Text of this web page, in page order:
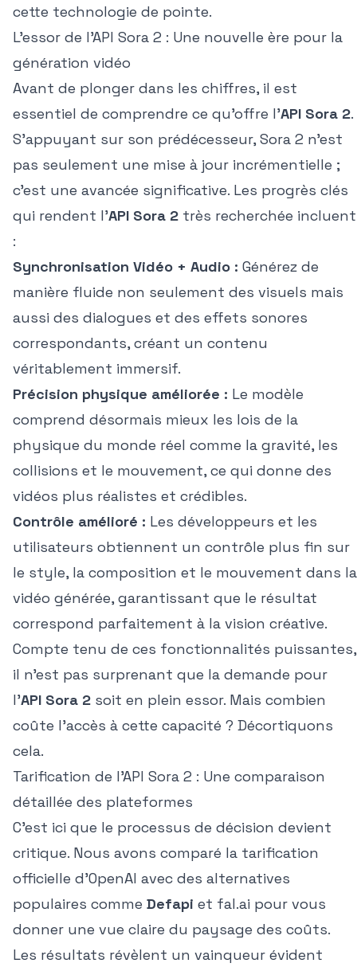
cette technologie de pointe.
L'essor de l'API Sora 2 : Une nouvelle ère pour la
génération vidéo
Avant de plonger dans les chiffres, il est
essentiel de comprendre ce qu'offre l'API Sora 2.
S'appuyant sur son prédécesseur, Sora 2 n'est
pas seulement une mise à jour incrémentielle ;
c'est une avancée significative. Les progrès clés
qui rendent l'API Sora 2 très recherchée incluent
:
Synchronisation Vidéo + Audio : Générez de
manière fluide non seulement des visuels mais
aussi des dialogues et des effets sonores
correspondants, créant un contenu
véritablement immersif.
Précision physique améliorée : Le modèle
comprend désormais mieux les lois de la
physique du monde réel comme la gravité, les
collisions et le mouvement, ce qui donne des
vidéos plus réalistes et crédibles.
Contrôle amélioré : Les développeurs et les
utilisateurs obtiennent un contrôle plus fin sur
le style, la composition et le mouvement dans la
vidéo générée, garantissant que le résultat
correspond parfaitement à la vision créative.
Compte tenu de ces fonctionnalités puissantes,
il n'est pas surprenant que la demande pour
l'API Sora 2 soit en plein essor. Mais combien
coûte l'accès à cette capacité ? Décortiquons
cela.
Tarification de l'API Sora 2 : Une comparaison
détaillée des plateformes
C'est ici que le processus de décision devient
critique. Nous avons comparé la tarification
officielle d'OpenAI avec des alternatives
populaires comme Defapi et fal.ai pour vous
donner une vue claire du paysage des coûts.
Les résultats révèlent un vainqueur évident